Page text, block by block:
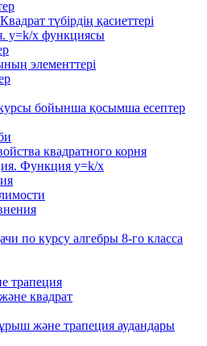
түбірдің қасиеттері
у=k/x функциясы
элементтері
бойынша қосымша есептер
квадратного корня
Функция у=k/x
по курсу алгебры 8-го класса
трапеция
квадрат
және трапеция аудандары